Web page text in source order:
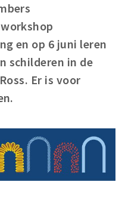
en op 6 juni leren
schilderen in de
Er is voor